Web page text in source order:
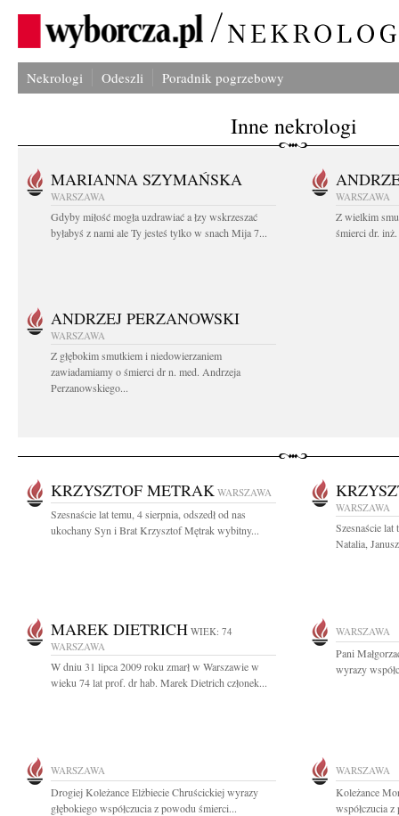
Nekrologi Odeszli Poradnik pogrzebowy
Inne nekrologi
MARIANNA SZYMAŃSKA
WARSZAWA
Gdyby miłość mogła uzdrawiać a łzy wskrzeszać
byłabyś z nami ale Ty jesteś tylko w snach Mija 7...
WARSZAWA
Z wielkim
śmierci dr.
ANDRZEJ PERZANOWSKI
WARSZAWA
Z głębokim smutkiem i niedowierzaniem
zawiadamiamy o śmierci dr n. med. Andrzeja
Perzanowskiego...
KRZYSZTOF METRAK WARSZAWA
Szesnaście lat temu, 4 sierpnia, odszedł od nas
ukochany Syn i Brat Krzysztof Mętrak wybitny...
WARSZAWA
Szesnaście
Natalia,
MAREK DIETRICH WIEK: 74
WARSZAWA
W dniu 31 lipca 2009 roku zmarł w Warszawie w
wieku 74 lat prof. dr hab. Marek Dietrich członek...
WARSZAWA
Pani
wyrazy
WARSZAWA
Drogiej Koleżance Elżbiecie Chruścickiej wyrazy
głębokiego współczucia z powodu śmierci...
WARSZAWA
Koleżance
współczucia